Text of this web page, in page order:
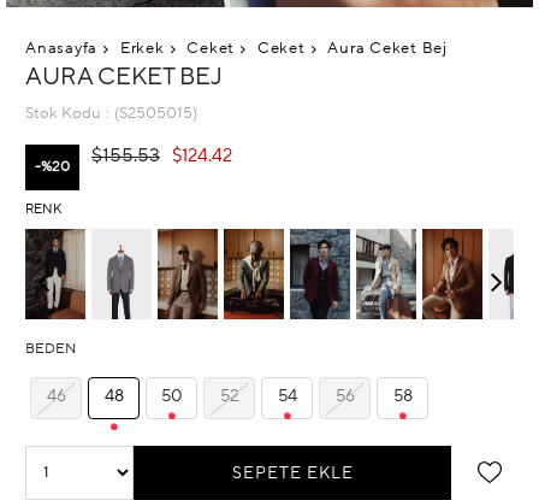
Anasayfa Erkek Ceket Ceket Aura Ceket Bej
AURA CEKET BEJ
Stok Kodu (S2505015)
20
$155.53 $124.42
RENK
BEDEN
46 48 50 52 54 56 58